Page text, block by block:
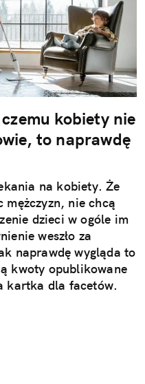
kobiety nie
to naprawdę
na kobiety. Że
mężczyzn, nie chcą
dzieci w ogóle im
weszło za
naprawdę wygląda to
kwoty opublikowane
kartka dla facetów.